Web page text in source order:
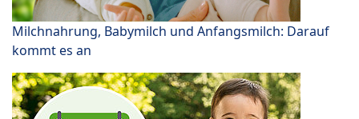
Milchnahrung, Babymilch und Anfangsmilch: Darauf
kommt es an